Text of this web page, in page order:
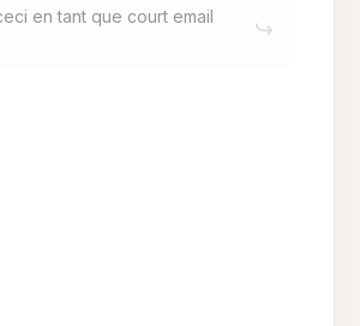
en tant que court email